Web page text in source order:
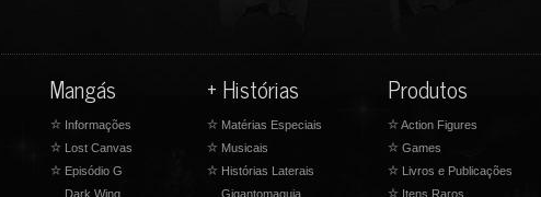
Mangás
☆ Informações
☆ Lost Canvas
☆ Episódio G
Dark Wing
+ Histórias
☆ Matérias Especiais
☆ Musicais
☆ Histórias Laterais
Gigantomaquia
Produtos
☆Action Figures
☆ Games
☆ Livros e Publicações
☆ Itens Raros